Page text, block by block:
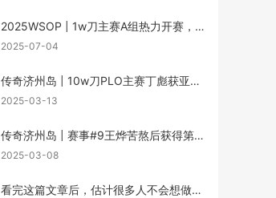
2025WSOP | 1w刀主赛A组热力开赛，Wesley Fei跻身前十，1w刀混合赛徐强记分牌第一晋级
2025-07-04
传奇济州岛 | 10w刀PLO主赛丁彪获亚军，Lin Wei、Dai Zhikang、黄文杰承包三、四、七名
2025-03-13
传奇济州岛 | 赛事#9王烨苦熬后获得第3名，丁彪第7名，赛事#10杨崇贤获第3名
2025-03-08
看完这篇文章后，估计很多人不会想做牌手了